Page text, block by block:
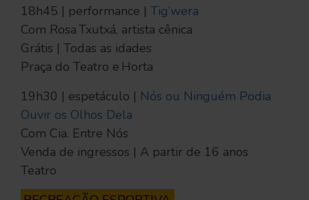
18h45 | performance | Tig’wera
Com Rosa Txutxá, artista cênica
Grátis | Todas as idades
Praça do Teatro e Horta
19h30 | espetáculo | Nós ou Ninguém Podia
Ouvir os Olhos Dela
Com Cia. Entre Nós
Venda de ingressos | A partir de 16 anos
Teatro